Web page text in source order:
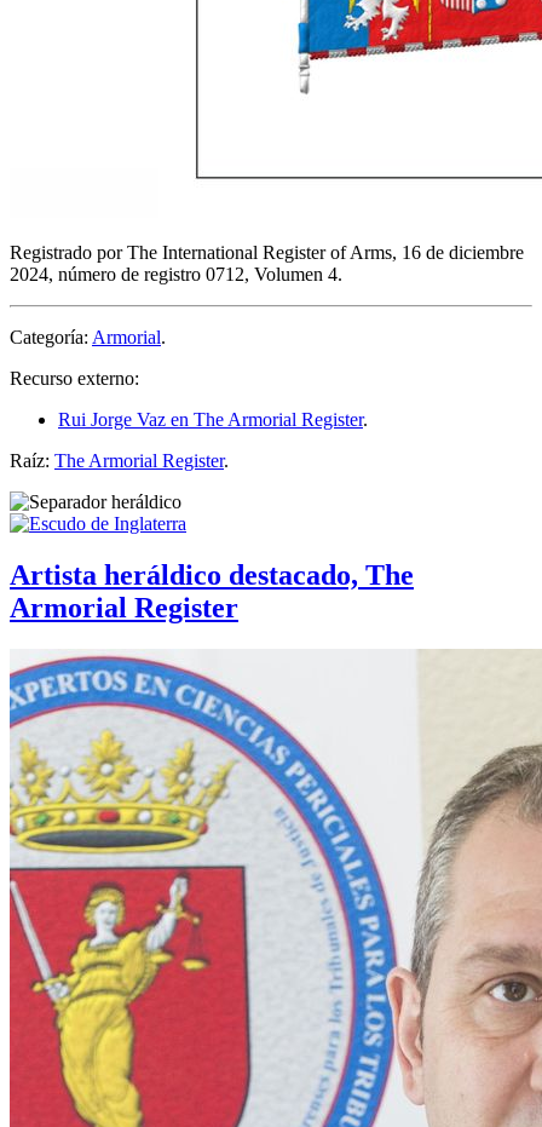
Registrado por The International Register of Arms, 16 de diciembre
2024, número de registro 0712, Volumen 4.
Categoría: Armorial.
Recurso externo:
Rui Jorge Vaz en The Armorial Register.
Raíz: The Armorial Register.
Artista heráldico destacado, The
Armorial Register